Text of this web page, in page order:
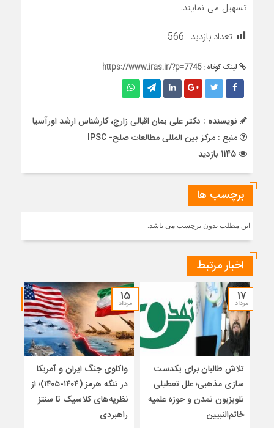
تسهیل می نمایند.
تعداد بازدید : 566
لینک کوتاه :https://www.iras.ir/?p=7745
نویسنده : دکتر علی بمان اقبالی زارچ، کارشناس ارشد اورآسیا
منبع : مرکز بین المللی مطالعات صلح- IPSC
برچسب ها
این مطلب بدون برچسب می باشد.
اخبار مرتبط
۱۷
مرداد
تلاش طالبان برای یکدست
سازی مذهبی؛ علل تعطیلی
تلویزیون تمدن و حوزه علمیه
خاتم‌النبیین
۱۵
مرداد
واکاوی جنگ ایران و آمریکا
در تنگه هرمز (۱۴۰۴-۱۴۰۵)؛ از
نظریه‌های کلاسیک تا سنتز
راهبردی